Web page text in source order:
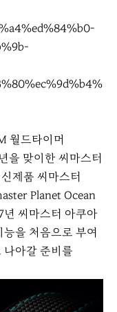
을 맞이한 씨마스터
제품 씨마스터
Planet Ocean
씨마스터 아쿠아
을 처음으로 부여
나아갈 준비를